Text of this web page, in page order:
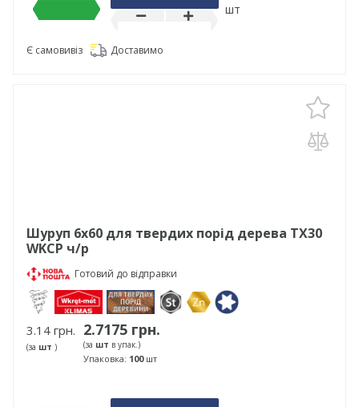
шт
Є самовивіз Доставимо
Шуруп 6х60 для твердих порід дерева TX30
WKCP ч/р
Готовий до відправки
3.14 грн.
(за шт )
2.7175 грн.
(за шт в упак.)
Упаковка: 100шт